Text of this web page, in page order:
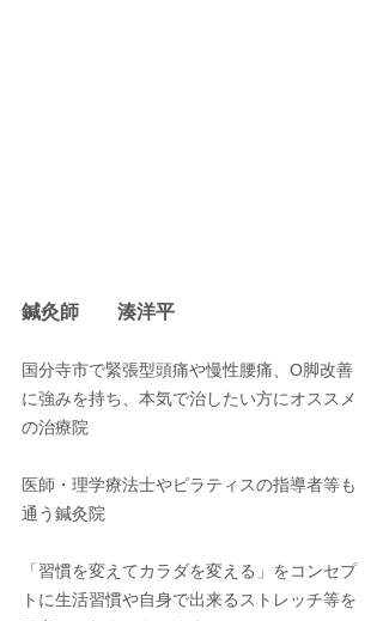
鍼灸師　　湊洋平
国分寺市で緊張型頭痛や慢性腰痛、O脚改善
に強みを持ち、本気で治したい方にオススメ
の治療院
医師・理学療法士やピラティスの指導者等も
通う鍼灸院
「習慣を変えてカラダを変える」をコンセプ
トに生活習慣や自身で出来るストレッチ等を